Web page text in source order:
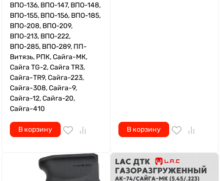
ВПО-136, ВПО-147, ВПО-148,
ВПО-155, ВПО-156, ВПО-185,
ВПО-208, ВПО-209,
ВПО-213, ВПО-222,
ВПО-285, ВПО-289, ПП-
Витязь, РПК, Сайга-МК,
Сайга TG-2, Сайга TR3,
Сайга-TR9, Сайга-223,
Сайга-308, Сайга-9,
Сайга-12, Сайга-20,
Сайга-410
В корзину В корзину